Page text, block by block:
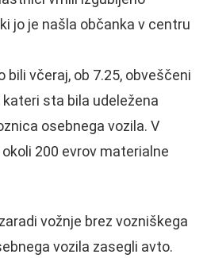
jo je našla občanka v centru
včeraj, ob 7.25, obveščeni
sta bila udeležena
osebnega vozila. V
200 evrov materialne
vožnje brez vozniškega
vozila zasegli avto.